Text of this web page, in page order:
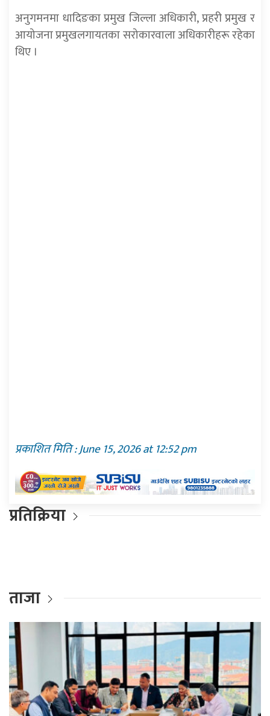
अनुगमनमा धादिङका प्रमुख जिल्ला अधिकारी, प्रहरी प्रमुख र
आयोजना प्रमुखलगायतका सरोकारवाला अधिकारीहरू रहेका
थिए ।
प्रकाशित मिति : June 15, 2026 at 12:52 pm
प्रतिक्रिया
ताजा